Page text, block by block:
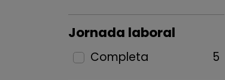
Jornada laboral
Completa 5